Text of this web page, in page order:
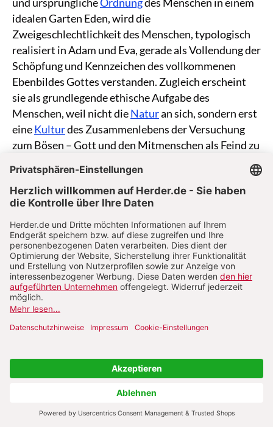
idealen Garten Eden, wird die
Zweigeschlechtlichkeit des Menschen, typologisch
realisiert in Adam und Eva, gerade als Vollendung der
Schöpfung und Kennzeichen des vollkommenen
Ebenbildes Gottes verstanden. Zugleich erscheint
sie als grundlegende ethische Aufgabe des
Menschen, weil nicht dieNaturan sich, sondern erst
eineKulturdes Zusammenlebens der Versuchung
zum Bösen – Gott und den Mitmenschen als Feind zu
verstehen und als Kain aus dem Weg zu räumen – zu
widerstehen vermag. Natur wird stets als kultivierte
Personalität verstanden; in dieser Sicht
unterscheidet das Naturrechtdes Hochmittelalters
drei normative Dimensionen: eine universale
Dynamik des Seienden schlechthin, eine
zielgerichtete Wesensnatur von Tier und Mensch
sowie eine spezifische Zielgerichtetheit der
menschlichen vernünftigen Natur auf der Grundlage
der drei naturalen Neigungen zu Selbsterhaltung,
Dienst an einer Kultur des menschlichen
Gottes, der mit dem Auszug von Adam und Eva aus
dem Paradies und dem Brudermord von Kain an Abel
zerbricht und im mosaischen Gesetz angesichts der
Herzenshärte der Menschen mühsam als „minimum